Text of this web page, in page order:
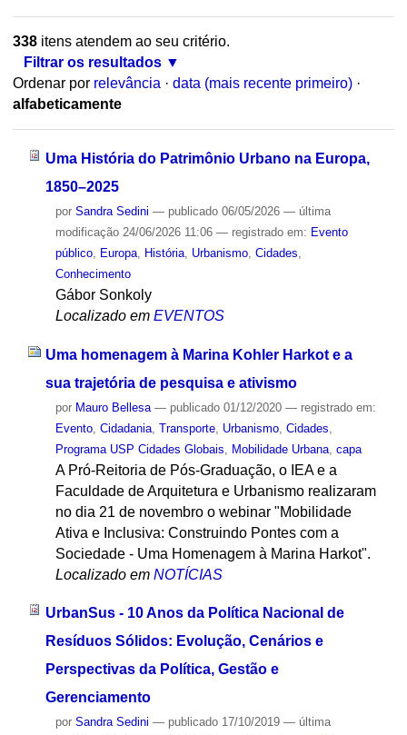
338itens atendem ao seu critério.
Filtrar os resultados
Ordenar por relevância · data (mais recente primeiro) ·
alfabeticamente
Uma História do Patrimônio Urbano na Europa,
1850–2025
por Sandra Sedini — publicado06/05/2026 — última
modificação24/06/2026 11:06 — registrado em: Evento
público, Europa, História, Urbanismo, Cidades
Conhecimento
Gábor Sonkoly
Localizado em EVENTOS
Uma homenagem à Marina Kohler Harkot e a
sua trajetória de pesquisa e ativismo
por Mauro Bellesa — publicado01/12/2020 — registrado em:
Evento, Cidadania, Transporte, Urbanismo, Cidades
Programa USP Cidades Globais
Mobilidade Urbana, capa
A Pró-Reitoria de Pós-Graduação, o IEA e a
Faculdade de Arquitetura e Urbanismo realizaram
no dia 21 de novembro o webinar "Mobilidade
Ativa e Inclusiva: Construindo Pontes com a
Sociedade - Uma Homenagem à Marina Harkot".
Localizado em NOTÍCIAS
UrbanSus - 10 Anos da Política Nacional de
Resíduos Sólidos: Evolução, Cenários e
Perspectivas da Política, Gestão e
Gerenciamento
por Sandra Sedini — publicado17/10/2019 — última